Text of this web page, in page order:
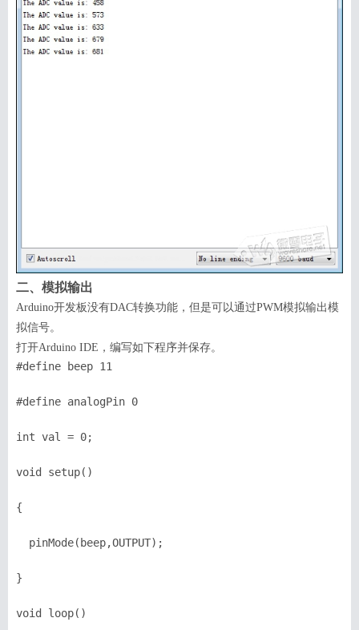
二、模拟输出
Arduino开发板没有DAC转换功能，但是可以通过PWM模拟输出模
拟信号。
打开Arduino IDE ，编写如下程序并保存。
#define beep 11
#define analogPin 0
int val = 0;
void setup()
{
  pinMode(beep,OUTPUT);
}
void loop()